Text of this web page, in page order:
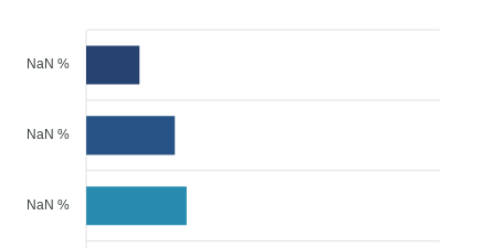
NaN %
NaN %
NaN %